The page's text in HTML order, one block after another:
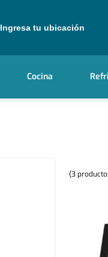
Ingresa tu ubicación
Cocina
3